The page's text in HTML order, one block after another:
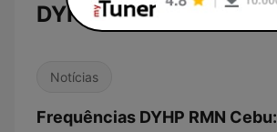
DYHP RMN Cebu
Notícias
Frequências DYHP RMN Cebu: